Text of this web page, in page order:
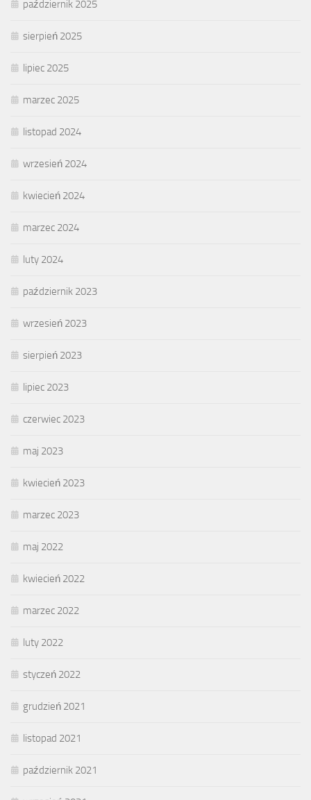
październik 2025
sierpień 2025
lipiec 2025
marzec 2025
listopad 2024
wrzesień 2024
kwiecień 2024
marzec 2024
luty 2024
październik 2023
wrzesień 2023
sierpień 2023
lipiec 2023
czerwiec 2023
maj 2023
kwiecień 2023
marzec 2023
maj 2022
kwiecień 2022
marzec 2022
luty 2022
styczeń 2022
grudzień 2021
listopad 2021
październik 2021